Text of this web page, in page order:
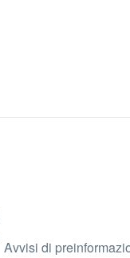
Avvisi di